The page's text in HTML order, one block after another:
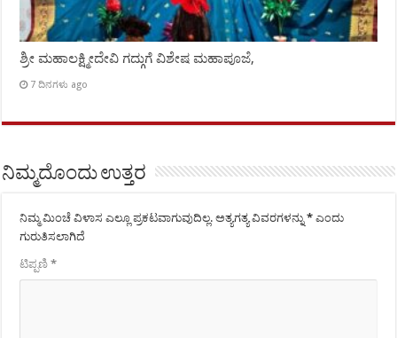
ಶ್ರೀ ಮಹಾಲಕ್ಷ್ಮೀದೇವಿ ಗದ್ಗುಗೆ ವಿಶೇಷ ಮಹಾಪೂಜೆ,
7 ದಿನಗಳು ago
ನಿಮ್ಮದೊಂದು ಉತ್ತರ
ನಿಮ್ಮ ಮಿಂಚೆ ವಿಳಾಸ ಎಲ್ಲೂ ಪ್ರಕಟವಾಗುವುದಿಲ್ಲ. ಅತ್ಯಗತ್ಯ ವಿವರಗಳನ್ನು* ಎಂದು
ಗುರುತಿಸಲಾಗಿದೆ
ಟಿಪ್ಪಣಿ*